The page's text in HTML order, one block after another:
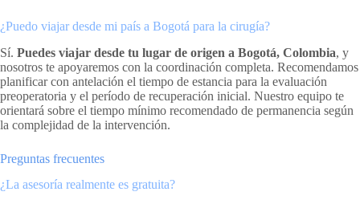
¿Puedo viajar desde mi país a Bogotá para la cirugía?
Sí. Puedes viajar desde tu lugar de origen a Bogotá, Colombia, y
nosotros te apoyaremos con la coordinación completa. Recomendamos
planificar con antelación el tiempo de estancia para la evaluación
preoperatoria y el período de recuperación inicial. Nuestro equipo te
orientará sobre el tiempo mínimo recomendado de permanencia según
la complejidad de la intervención.
Preguntas frecuentes
¿La asesoría realmente es gratuita?